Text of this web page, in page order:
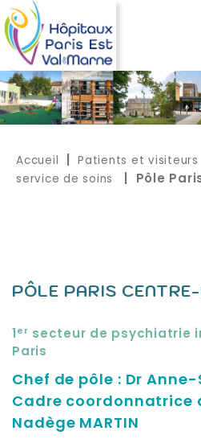
Accueil Patients et visiteurs
service de soins
| Pôle
PÔLE PARIS
1 er secteur de psychiatrie
Paris
Chef de pôle : Dr Anne-
Cadre coordonnatrice
Nadège MARTIN